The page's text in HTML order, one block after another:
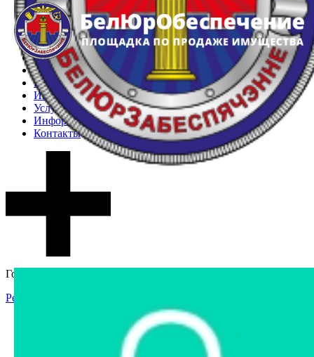
Главная
Арестованное имущество
Реестр несостоявшихся торгов
Реестр переоценок
Частное имущество
Государственное имущество
Интернет-магазин
Интернет-витрина
Услуги
Информация
Контакты
Гостевой доступ
Регистрация
Интернет-магазин